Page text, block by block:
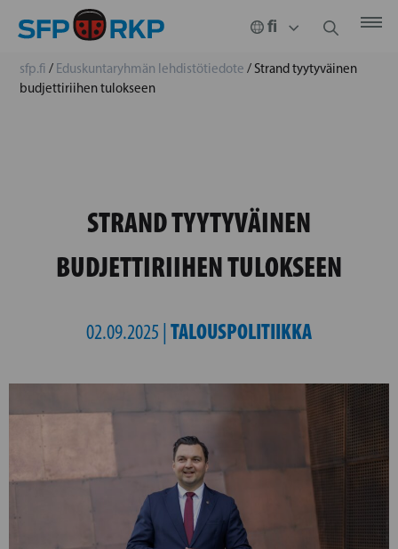
sfp.fi / Eduskuntaryhmän lehdistötiedote / Strand tyytyväinen
budjettiriihen tulokseen
STRAND TYYTYVÄINEN
BUDJETTIRIIHEN TULOKSEEN
02.09.2025 | TALOUSPOLITIIKKA